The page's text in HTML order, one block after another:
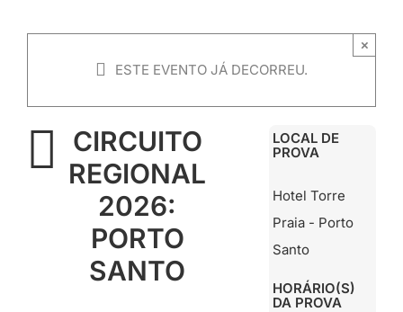
ESTE EVENTO JÁ DECORREU.
×
CIRCUITO
REGIONAL
2026:
PORTO
SANTO
LOCAL DE
PROVA
Hotel Torre
Praia - Porto
Santo
HORÁRIO(S)
DA PROVA